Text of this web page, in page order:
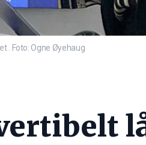
. Foto: Ogne Øyehaug